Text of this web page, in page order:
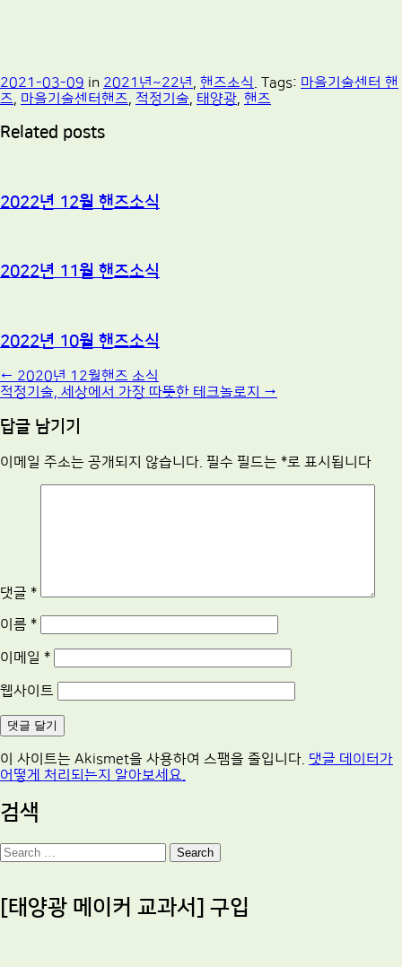
2021-03-09 in 2021년~22년, 핸즈소식 . Tags: 마을기술센터 핸
즈, 마을기술센터핸즈, 적정기술, 태양광, 핸즈
Related posts
2022년 12월 핸즈소식
2022년 11월 핸즈소식
2022년 10월 핸즈소식
Post
navigation
← 2020년 12월핸즈 소식
적정기술, 세상에서 가장 따뜻한 테크놀로지 →
답글 남기기
이메일 주소는 공개되지 않습니다. 필수 필드는 *로 표시됩니다
댓글 *
이름 *
이메일 *
웹사이트
이 사이트는 Akismet을 사용하여 스팸을 줄입니다. 댓글 데이터가
어떻게 처리되는지 알아보세요.
검색
Search
[태양광 메이커 교과서] 구입